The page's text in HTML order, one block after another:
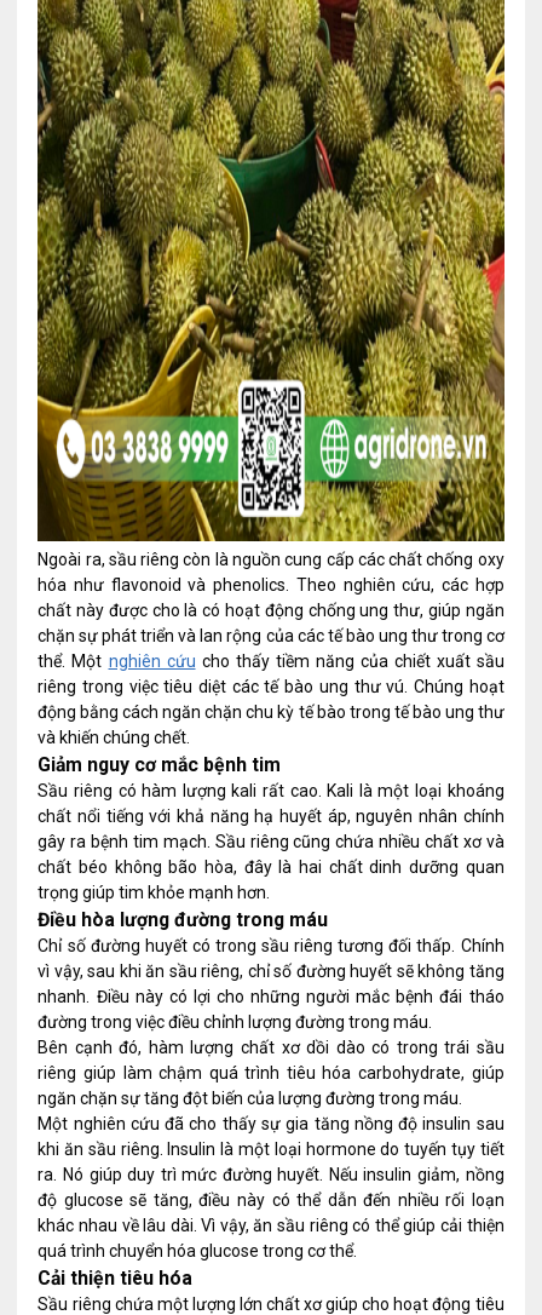
Ngoài ra, sầu riêng còn là nguồn cung cấp các chất chống oxy
hóa như flavonoid và phenolics. Theo nghiên cứu, các hợp
chất này được cho là có hoạt động chống ung thư, giúp ngăn
chặn sự phát triển và lan rộng của các tế bào ung thư trong cơ
thể. Một nghiên cứu cho thấy tiềm năng của chiết xuất sầu
riêng trong việc tiêu diệt các tế bào ung thư vú. Chúng hoạt
động bằng cách ngăn chặn chu kỳ tế bào trong tế bào ung thư
và khiến chúng chết.
Giảm nguy cơ mắc bệnh tim
Sầu riêng có hàm lượng kali rất cao. Kali là một loại khoáng
chất nổi tiếng với khả năng hạ huyết áp, nguyên nhân chính
gây ra bệnh tim mạch. Sầu riêng cũng chứa nhiều chất xơ và
chất béo không bão hòa, đây là hai chất dinh dưỡng quan
trọng giúp tim khỏe mạnh hơn.
Điều hòa lượng đường trong máu
Chỉ số đường huyết có trong sầu riêng tương đối thấp. Chính
vì vậy, sau khi ăn sầu riêng, chỉ số đường huyết sẽ không tăng
nhanh. Điều này có lợi cho những người mắc bệnh đái tháo
đường trong việc điều chỉnh lượng đường trong máu.
Bên cạnh đó, hàm lượng chất xơ dồi dào có trong trái sầu
riêng giúp làm chậm quá trình tiêu hóa carbohydrate, giúp
ngăn chặn sự tăng đột biến của lượng đường trong máu.
Một nghiên cứu đã cho thấy sự gia tăng nồng độ insulin sau
khi ăn sầu riêng. Insulin là một loại hormone do tuyến tụy tiết
ra. Nó giúp duy trì mức đường huyết. Nếu insulin giảm, nồng
độ glucose sẽ tăng, điều này có thể dẫn đến nhiều rối loạn
khác nhau về lâu dài. Vì vậy, ăn sầu riêng có thể giúp cải thiện
quá trình chuyển hóa glucose trong cơ thể.
Cải thiện tiêu hóa
Sầu riêng chứa một lượng lớn chất xơ giúp cho hoạt động tiêu